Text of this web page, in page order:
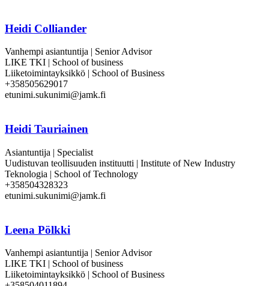
Heidi Colliander
Vanhempi asiantuntija | Senior Advisor
LIKE TKI | School of business
Liiketoimintayksikkö | School of Business
+358505629017
etunimi.sukunimi@jamk.fi
Heidi Tauriainen
Asiantuntija | Specialist
Uudistuvan teollisuuden instituutti | Institute of New Industry
Teknologia | School of Technology
+358504328323
etunimi.sukunimi@jamk.fi
Leena Pölkki
Vanhempi asiantuntija | Senior Advisor
LIKE TKI | School of business
Liiketoimintayksikkö | School of Business